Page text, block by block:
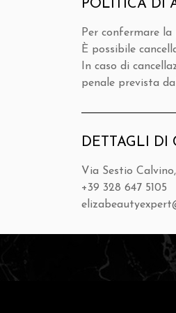
POLITICA DI
Per confermare
È possibile
In caso di
penale prevista
DETTAGLI DI
Via Sestio
+39 328 647 5105